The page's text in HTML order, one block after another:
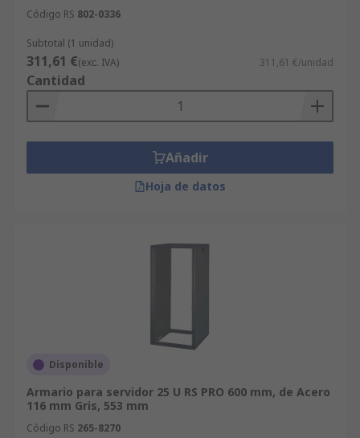
Código RS 802-0336
Subtotal (1 unidad)
311,61 €(exc. IVA) 311,61 €/unidad
Cantidad
Añadir
Hoja de datos
Disponible
Armario para servidor 25 U RS PRO 600 mm, de Acero
116 mm Gris, 553 mm
Código RS 265-8270